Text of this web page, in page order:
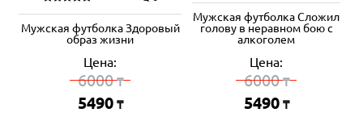
Мужская футболка Здоровый
образ жизни
Цена:
6000₸
5490 ₸
Мужская футболка Сложил
голову в неравном бою с
алкоголем
Цена:
6000₸
5490 ₸